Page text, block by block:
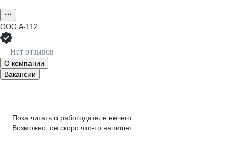
ООО А-112
Нет отзывов
О компании
Вакансии
Пока читать о работодателе нечего
Возможно, он скоро что‑то напишет